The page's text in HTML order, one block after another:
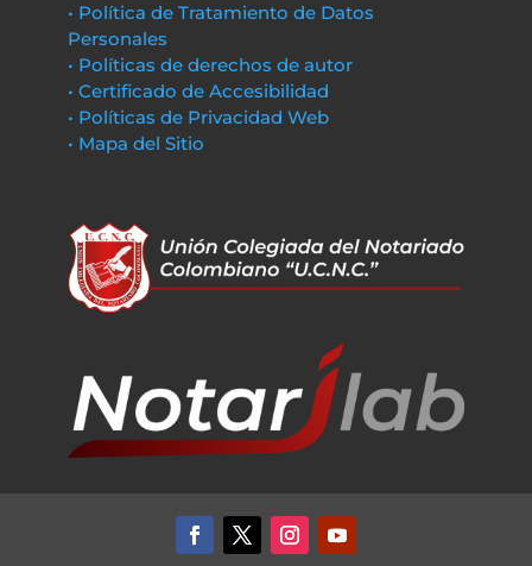
• Política de Tratamiento de Datos
Personales
• Políticas de derechos de autor
• Certificado de Accesibilidad
• Políticas de Privacidad Web
• Mapa del Sitio